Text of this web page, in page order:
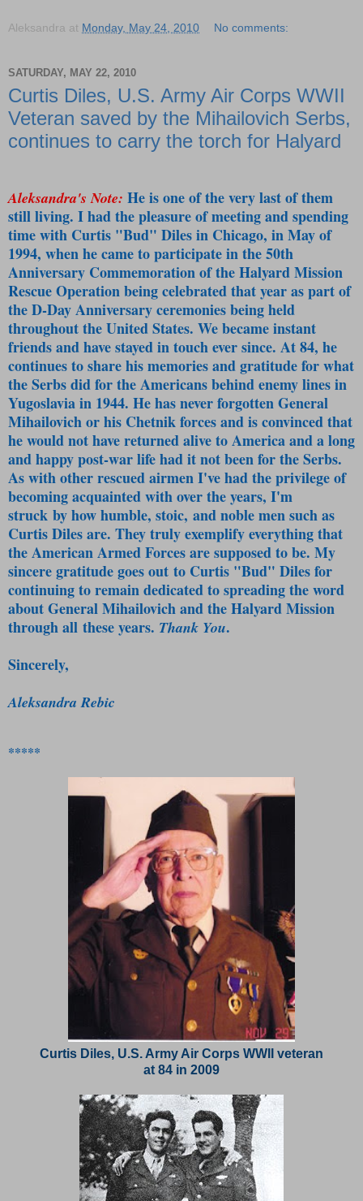
Aleksandra at Monday, May 24, 2010 No comments:
SATURDAY, MAY 22, 2010
Curtis Diles, U.S. Army Air Corps WWII
Veteran saved by the Mihailovich Serbs,
continues to carry the torch for Halyard
Aleksandra's Note: He is one of the very last of them
still living. I had the pleasure of meeting and spending
time with Curtis "Bud" Diles in Chicago, in May of
1994, when he came to participate in the 50th
Anniversary Commemoration of the Halyard Mission
Rescue Operation being celebrated that year as part of
the D-Day Anniversary ceremonies being held
throughout the United States. We became instant
friends and have stayed in touch ever since. At 84, he
continues to share his memories and gratitude for what
the Serbs did for the Americans behind enemy lines in
Yugoslavia in 1944. He has never forgotten General
Mihailovich or his Chetnik forces and is convinced that
he would not have returned alive to America and a long
and happy post-war life had it not been for the Serbs.
As with other rescued airmen I've had the privilege of
becoming acquainted with over the years, I'm
struck by how humble, stoic, and noble men such as
Curtis Diles are. They truly exemplify everything that
the American Armed Forces are supposed to be. My
sincere gratitude goes out to Curtis "Bud" Diles for
continuing to remain dedicated to spreading the word
about General Mihailovich and the Halyard Mission
through all these years. Thank You.
Sincerely,
Aleksandra Rebic
*****
Curtis Diles, U.S. Army Air Corps WWII veteran
at 84 in 2009